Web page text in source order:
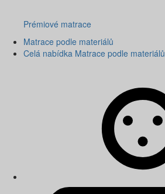
Prémiové matrace
Matrace podle materiálů
Celá nabídka Matrace podle materiálů